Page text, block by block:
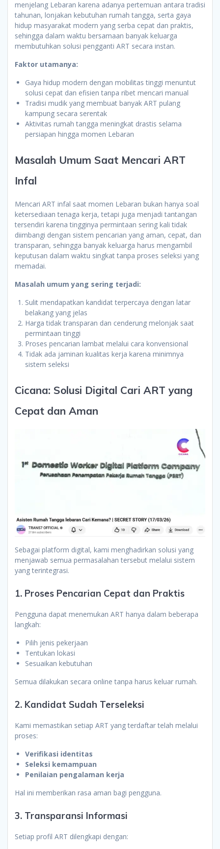
menjelang Lebaran karena adanya pertemuan antara tradisi
tahunan, lonjakan kebutuhan rumah tangga, serta gaya
hidup masyarakat modern yang serba cepat dan praktis,
sehingga dalam waktu bersamaan banyak keluarga
membutuhkan solusi pengganti ART secara instan.
Faktor utamanya:
Gaya hidup modern dengan mobilitas tinggi menuntut
solusi cepat dan efisien tanpa ribet mencari manual
Tradisi mudik yang membuat banyak ART pulang
kampung secara serentak
Aktivitas rumah tangga meningkat drastis selama
persiapan hingga momen Lebaran
Masalah Umum Saat Mencari ART
Infal
Mencari ART infal saat momen Lebaran bukan hanya soal
ketersediaan tenaga kerja, tetapi juga menjadi tantangan
tersendiri karena tingginya permintaan sering kali tidak
diimbangi dengan sistem pencarian yang aman, cepat, dan
transparan, sehingga banyak keluarga harus mengambil
keputusan dalam waktu singkat tanpa proses seleksi yang
memadai.
Masalah umum yang sering terjadi:
Sulit mendapatkan kandidat terpercaya dengan latar
belakang yang jelas
Harga tidak transparan dan cenderung melonjak saat
permintaan tinggi
Proses pencarian lambat melalui cara konvensional
Tidak ada jaminan kualitas kerja karena minimnya
sistem seleksi
Cicana: Solusi Digital Cari ART yang
Cepat dan Aman
Sebagai platform digital, kami menghadirkan solusi yang
menjawab semua permasalahan tersebut melalui sistem
yang terintegrasi.
1. Proses Pencarian Cepat dan Praktis
Pengguna dapat menemukan ART hanya dalam beberapa
langkah:
Pilih jenis pekerjaan
Tentukan lokasi
Sesuaikan kebutuhan
Semua dilakukan secara online tanpa harus keluar rumah.
2. Kandidat Sudah Terseleksi
Kami memastikan setiap ART yang terdaftar telah melalui
proses:
Verifikasi identitas
Seleksi kemampuan
Penilaian pengalaman kerja
Hal ini memberikan rasa aman bagi pengguna.
3. Transparansi Informasi
Setiap profil ART dilengkapi dengan: